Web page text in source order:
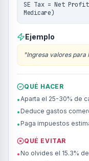
SE Tax = Net
Medicare)
Ejemplo
"Ingresa valores para
QUÉ HACER
•Aparta el 25-30% de
• Deduce gastos
• Paga impuestos
QUÉ EVITAR
• No olvides el 15.3%